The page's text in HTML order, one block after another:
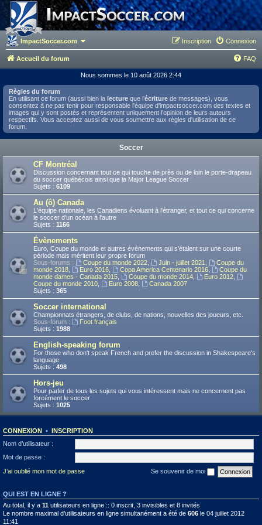
ImpactSoccer.com Connexion
Inscription
Accueil du forum FAQ
Nous sommes le 10 août 2026 2:44
Règles du forum
En utilisant ce forum (aussi bien la lecture que l'écriture de messages), vous
consentez à ne pas tenir pour responsable l'équipe d'impactsoccer.com des textes et
images qui y sont postés et représentent uniquement l'opinion de leurs auteurs
respectifs. Vous acceptez aussi de vous soumettre aux règles d'utilisation de ce
forum.
Soccer
CF Montréal
Discussion concernant tout ce qui touche de près ou de loin le porte-drapeau
du soccer québécois ainsi que la Major League Soccer
Sujets : 6109
Au (ô) Canada
L'équipe nationale, les Canadiens évoluant à l'étranger, et tout ce qui concerne
le soccer d'un océan à l'autre
Sujets : 1166
Évènements
Euro, Coupe du monde et autres évènements qui s'étalent sur une courte
période mais méritent leur propre forum
Sous-forums :
Coupe du monde 2022, Juin - juillet 2021
Coupe du
monde 2018
Euro 2016, Copa America Centenario 2016,
Coupe du
monde dames - Canada 2015
Coupe du monde 2014, Euro 2012,
Coupe du monde 2010
Euro 2008,
Canada 2007
Sujets : 365
Soccer international
Championnats étrangers, de clubs, de nations, nouvelles des joueurs, etc.
Sous-forum :
Foot français
Sujets : 1988
English-speaking forum
For those who don't speak French and prefer the discussion in Shakespeare's
language
Sujets : 498
Hors-jeu
Pour parler de tous les sujets qui vous intéressent mais ne concernent pas
forcément le soccer
Sujets : 1025
CONNEXION • INSCRIPTION
Nom d’utilisateur :
Mot de passe :
J’ai oublié mon mot de passe
Se souvenir de moi
QUI EST EN LIGNE ?
Au total, il y a 11 utilisateurs en ligne :: 0 inscrit, 3 invisibles et 8 invités
Le nombre maximal d’utilisateurs en ligne simultanément a été de 606 le 04 juillet 2012
11:41